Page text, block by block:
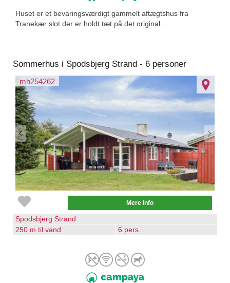
Huset er et bevaringsværdigt gammelt aftægtshus fra
Tranekær slot der er holdt tæt på det original...
Sommerhus i Spodsbjerg Strand - 6 personer
mh254262
Mere info
Spodsbjerg Strand
250 m til vand
6 pers.